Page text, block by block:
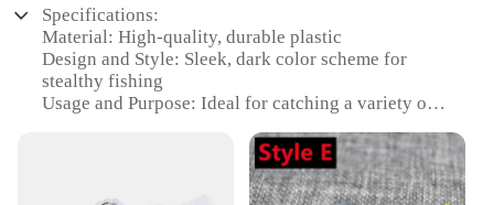
Specifications:
Material: High-quality, durable plastic
Design and Style: Sleek, dark color scheme for
stealthy fishing
Usage and Purpose: Ideal for catching a variety of
Performance and Property: Buoyant and easy to
Quantity: Available in sets for versatile fishing